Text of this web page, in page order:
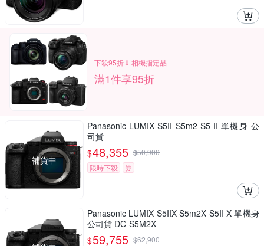
下殺95折⇓ 相機指定品
滿1件享95折
補貨中
Panasonic LUMIX S5II S5m2 S5 II 單機身 公
司貨
$48,355 $50,900
限時下殺
券
Panasonic LUMIX S5IIX S5m2X S5II X 單機身
公司貨 DC-S5M2X
$59,755 $62,900